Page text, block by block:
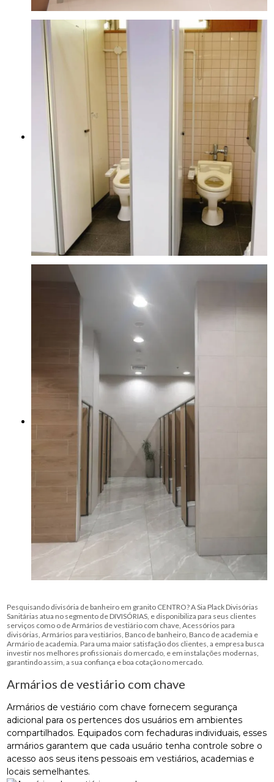
Pesquisando divisória de banheiro em granito CENTRO? A Sia Plack Divisórias
Sanitárias atua no segmento de DIVISÓRIAS, e disponibiliza para seus clientes
serviços como o de Armários de vestiário com chave, Acessórios para
divisórias, Armários para vestiários, Banco de banheiro, Banco de academia e
Armário de academia. Para uma maior satisfação dos clientes, a empresa busca
investir nos melhores profissionais do mercado, e em instalações modernas,
garantindo assim, a sua confiança e boa cotação no mercado.
Armários de vestiário com chave
Armários de vestiário com chave fornecem segurança
adicional para os pertences dos usuários em ambientes
compartilhados. Equipados com fechaduras individuais, esses
armários garantem que cada usuário tenha controle sobre o
acesso aos seus itens pessoais em vestiários, academias e
locais semelhantes.